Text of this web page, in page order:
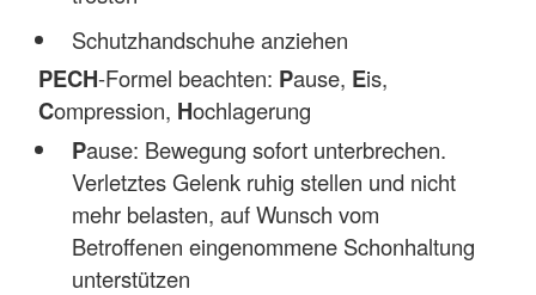
Schutzhandschuhe anziehen
PECH-Formel beachten: Pause, Eis,
Compression, Hochlagerung
Pause: Bewegung sofort unterbrechen.
Verletztes Gelenk ruhig stellen und nicht
mehr belasten, auf Wunsch vom
Betroffenen eingenommene Schonhaltung
unterstützen